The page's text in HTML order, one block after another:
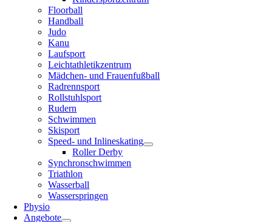
Floorball
Handball
Judo
Kanu
Laufsport
Leichtathletikzentrum
Mädchen- und Frauenfußball
Radrennsport
Rollstuhlsport
Rudern
Schwimmen
Skisport
Speed- und Inlineskating
Roller Derby
Synchronschwimmen
Triathlon
Wasserball
Wasserspringen
Physio
Angebote